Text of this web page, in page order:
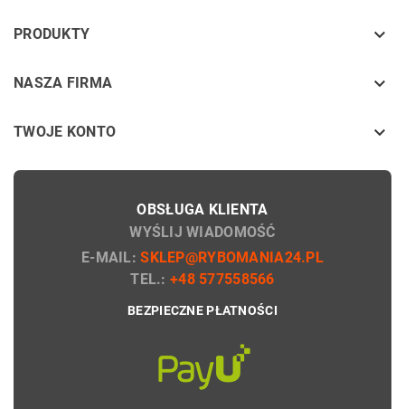
PRODUKTY keyboard_arrow_down
NASZA FIRMA keyboard_arrow_down
TWOJE KONTO 
OBSŁUGA KLIENTA
WYŚLIJ WIADOMOŚĆ
E-MAIL:SKLEP@RYBOMANIA24.PL
TEL.:+48 577558566
BEZPIECZNE PŁATNOŚCI